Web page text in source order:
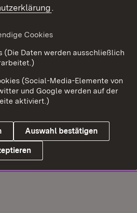
.
Cookies
(Die Daten werden ausschließlich
(Social-Media-Elemente von
und Google werden auf der
aktiviert.)
Auswahl bestätigen